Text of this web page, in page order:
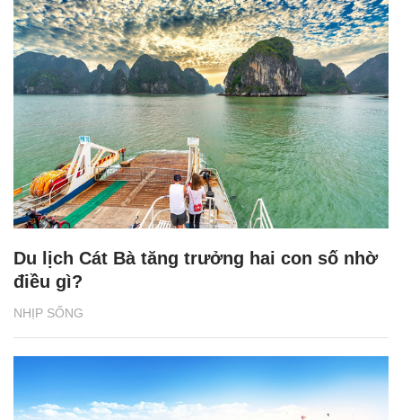
NHỊP SỐNG
Du lịch Cát Bà tăng trưởng hai con số nhờ
điều gì?